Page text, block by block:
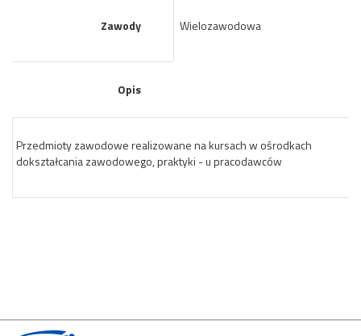
Zawody Wielozawodowa
Opis
Przedmioty zawodowe realizowane na kursach w ośrodkach
dokształcania zawodowego, praktyki - u pracodawców